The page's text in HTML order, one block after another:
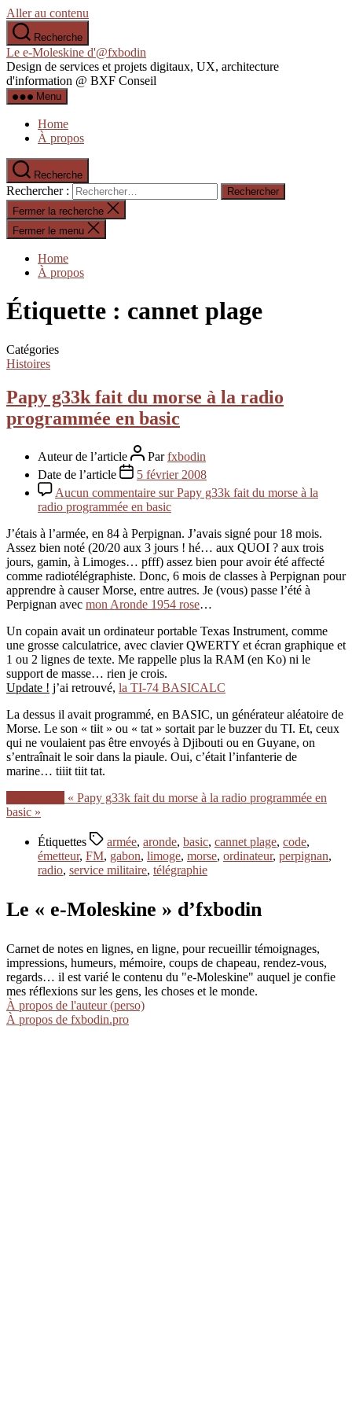
Aller au contenu
Recherche
Le e-Moleskine d'@fxbodin
Design de services et projets digitaux, UX, architecture
d'information @ BXF Conseil
Menu
Home
À propos
Recherche
Rechercher :
Fermer la recherche
Fermer le menu
Home
À propos
Étiquette : cannet plage
Catégories
Histoires
Papy g33k fait du morse à la radio
programmée en basic
Auteur de l’article Parfxbodin
Date de l’article
5 février 2008
Aucun commentaire sur Papy g33k fait du morse à la
radio programmée en basic
J’étais à l’armée, en 84 à Perpignan. J’avais signé pour 18 mois.
Assez bien noté (20/20 aux 3 jours ! hé… aux QUOI ? aux trois
jours, gamin, à Limoges… pfff) assez bien pour avoir été affecté
comme radiotélégraphiste. Donc, 6 mois de classes à Perpignan pour
apprendre à causer Morse, entre autres. Je (vous) passe l’été à
Perpignan avec mon Aronde 1954 rose…
Un copain avait un ordinateur portable Texas Instrument, comme
une grosse calculatrice, avec clavier QWERTY et écran graphique et
1 ou 2 lignes de texte. Me rappelle plus la RAM (en Ko) ni le
support de masse… rien je crois.
Update ! j’ai retrouvé, la TI-74 BASICALC
La dessus il avait programmé, en BASIC, un générateur aléatoire de
Morse. Le son « tiit » ou « tat » sortait par le buzzer du TI. Et, ceux
qui ne voulaient pas être envoyés à Djibouti ou en Guyane, on
s’entraînait le soir dans la piaule. Oui, c’était l’infanterie de
marine… tiiit tiit tat.
« Papy g33k fait du morse à la radio programmée en
basic »
Étiquettes armée, aronde, basic, cannet plage, code,
émetteur, FM, gabon, limoge, morse, ordinateur, perpignan,
radio, service militaire, télégraphie
Le « e-Moleskine » d’fxbodin
Carnet de notes en lignes, en ligne, pour recueillir témoignages,
impressions, humeurs, mémoire, coups de chapeau, rendez-vous,
regards… il est varié le contenu du "e-Moleskine" auquel je confie
mes réflexions sur les gens, les choses et le monde.
À propos de l'auteur (perso)
À propos de fxbodin.pro